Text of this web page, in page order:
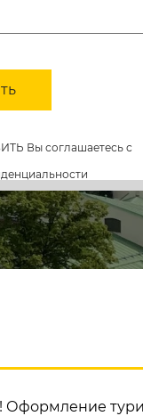
Вы соглашаетесь с
Оформление